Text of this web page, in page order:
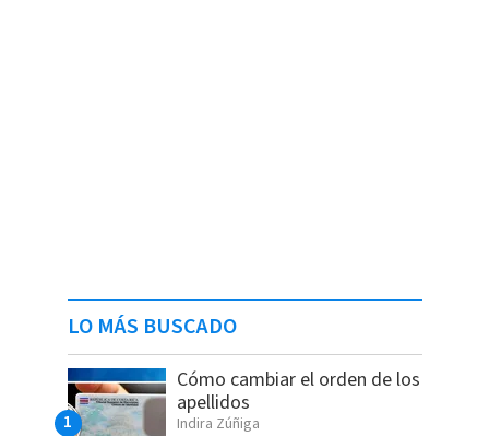
LO MÁS BUSCADO
Cómo cambiar el orden de los
apellidos
Indira Zúñiga